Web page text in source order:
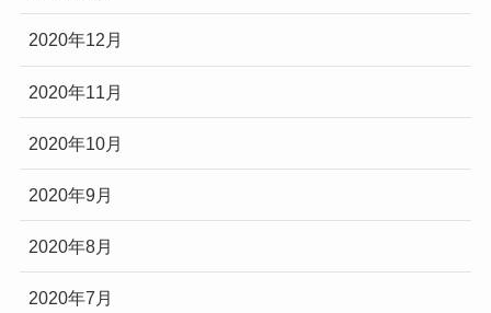
2020年12月
2020年11月
2020年10月
2020年9月
2020年8月
2020年7月